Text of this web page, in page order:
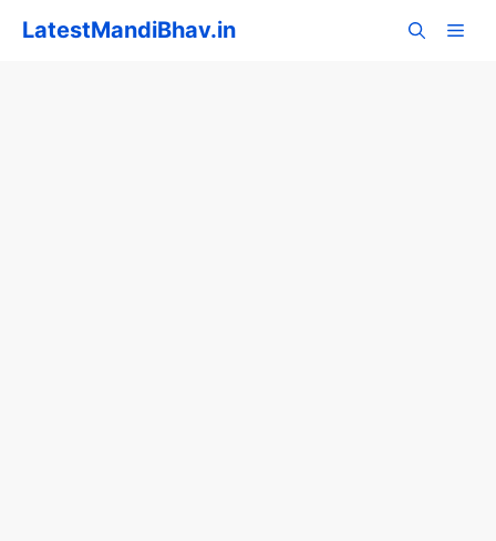
LatestMandiBhav.in